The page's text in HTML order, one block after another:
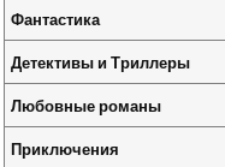
Фантастика
Детективы и Триллеры
Любовные романы
Приключения